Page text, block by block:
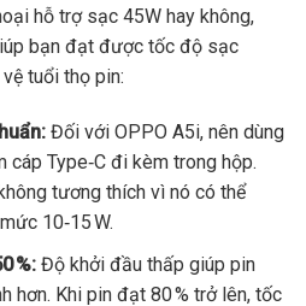
hỗ trợ sạc 45W hay không,
bạn đạt được tốc độ sạc
tuổi thọ pin:
Đối với OPPO A5i, nên dùng
cáp Type‑C đi kèm trong hộp.
tương thích vì nó có thể
10‑15 W.
%:Độ khởi đầu thấp giúp pin
hơn. Khi pin đạt 80 % trở lên, tốc